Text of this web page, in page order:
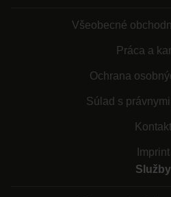
Všeobecné
Práca a
Ochrana
Súlad s
Kontakt
Imprint
Služby